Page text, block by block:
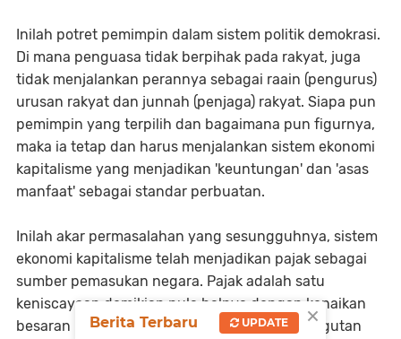
Inilah potret pemimpin dalam sistem politik demokrasi.
Di mana penguasa tidak berpihak pada rakyat, juga
tidak menjalankan perannya sebagai raain (pengurus)
urusan rakyat dan junnah (penjaga) rakyat. Siapa pun
pemimpin yang terpilih dan bagaimana pun figurnya,
maka ia tetap dan harus menjalankan sistem ekonomi
kapitalisme yang menjadikan 'keuntungan' dan 'asas
manfaat' sebagai standar perbuatan.
Inilah akar permasalahan yang sesungguhnya, sistem
ekonomi kapitalisme telah menjadikan pajak sebagai
sumber pemasukan negara. Pajak adalah satu
keniscayaan demikian pula halnya dengan kenaikan
besaran pajak dan berbagai macam jenis pungutan
×
Berita Terbaru UPDATE